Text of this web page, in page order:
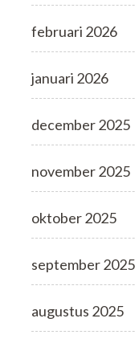
februari 2026
januari 2026
december 2025
november 2025
oktober 2025
september 2025
augustus 2025